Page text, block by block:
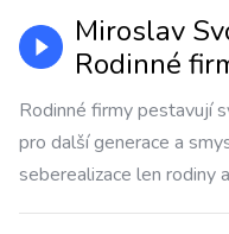
Miroslav
Rodinné
Rodinné firmy pestavují
pro další generace a
seberealizace len rodiny